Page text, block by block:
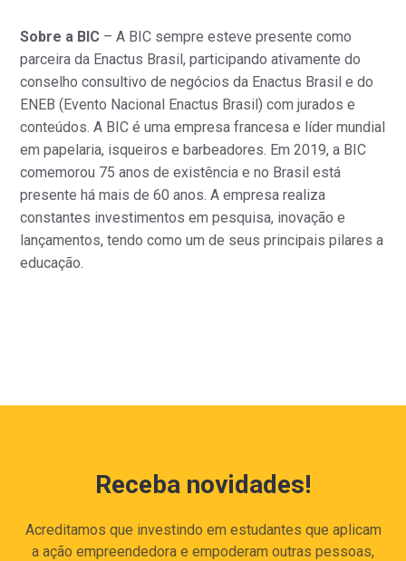
Sobre a BIC – A BIC sempre esteve presente como
parceira da Enactus Brasil, participando ativamente do
conselho consultivo de negócios da Enactus Brasil e do
ENEB (Evento Nacional Enactus Brasil) com jurados e
conteúdos. A BIC é uma empresa francesa e líder mundial
em papelaria, isqueiros e barbeadores. Em 2019, a BIC
comemorou 75 anos de existência e no Brasil está
presente há mais de 60 anos. A empresa realiza
constantes investimentos em pesquisa, inovação e
lançamentos, tendo como um de seus principais pilares a
educação.
Receba novidades!
Acreditamos que investindo em estudantes que aplicam
a ação empreendedora e empoderam outras pessoas,